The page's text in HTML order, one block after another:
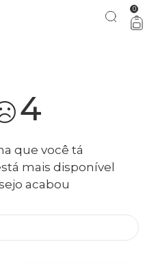
com a gente aproveita! 0
4
que você tá
mais disponível
acabou